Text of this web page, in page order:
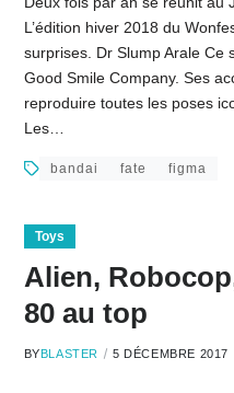
L’édition hiver 2018 du
surprises. Dr Slump Arale Ce
Good Smile Company. Ses
reproduire toutes les poses
Les…
bandai fate figma
Toys
Alien,
80 au top
BYBLASTER 5 DÉCEMBRE 2017